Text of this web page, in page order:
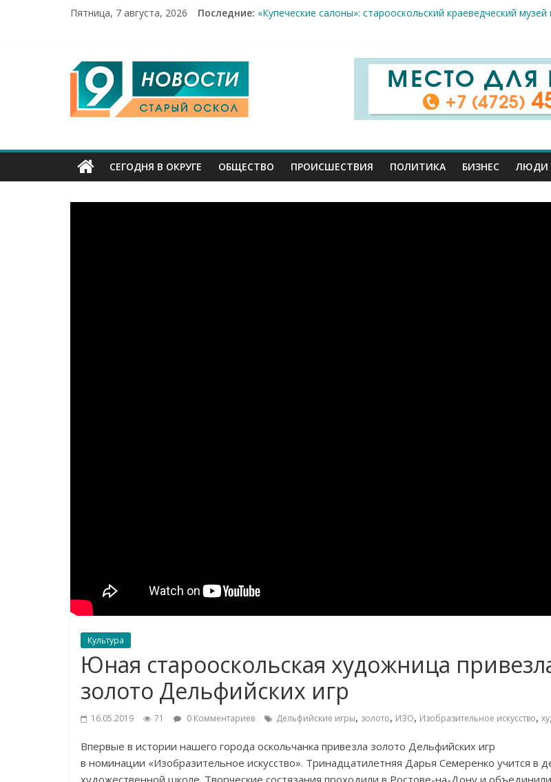
Пятница, 7 августа, 2026 Последние:
Рейд по местам несанкционированной торговли: что и где
«Купеческие салоны»: старооскольский краеведческий
Новое сердце: старооскольский тренер Георгий Золотых
9
Канал
Старый
Оскол
СЕГОДНЯ В ОКРУГЕ ОБЩЕСТВО ПРОИСШЕСТВИЯ ПОЛИТИКА БИЗНЕС ЛЮДИ
Культура
Юная старооскольская художница
золото Дельфийских игр
16.05.2019 71 0 Комментариев Дельфийские игры, золото, ИЗО, Изобразительное искусство,
Впервые в истории нашего города оскольчанка привезла золото Дельфийских игр
в номинации «Изобразительное искусство». Тринадцатилетняя Дарья Семеренко учится в